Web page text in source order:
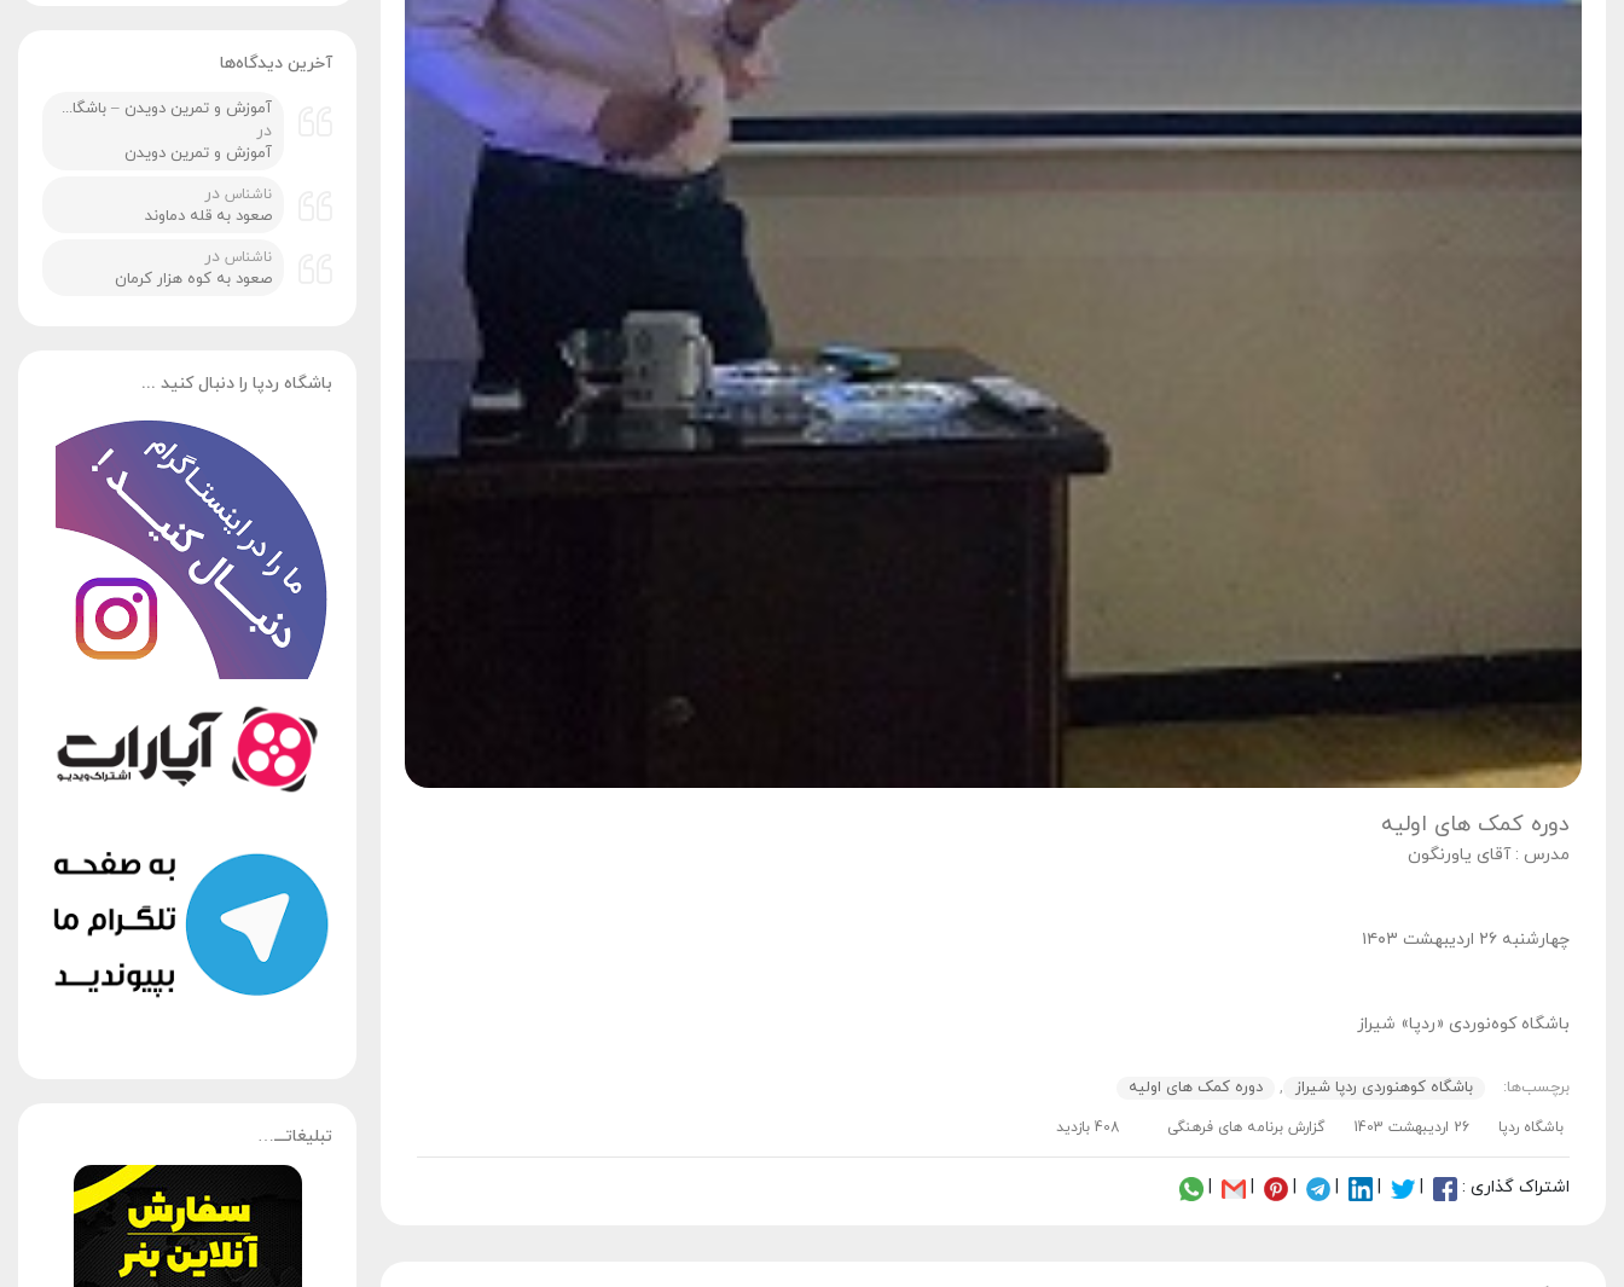
دوره کمک های اولیه
مدرس : آقای یاورنگون
چهارشنبه ۲۶ اردیبهشت ۱۴۰۳
باشگاه کوه‌نوردی «ردپا» شیراز
برچسب‌ها: باشگاه کوهنوردی ردپا شیراز , دوره کمک های اولیه
باشگاه ردپا 26 اردیبهشت 1403 گزارش برنامه های فرهنگی 408 بازدید
اشتراک گذاری : |
|
|
|
|
|
آخرین دیدگاه‌ها
آموزش و تمرین دویدن – باشگاه کوهنوردی ردپا شیراز
در
آموزش و تمرین دویدن
ناشناس در
صعود به قله دماوند
ناشناس در
صعود به کوه هزار کرمان
باشگاه ردپا را دنبال کنید ...
تبلیغاتـــ…